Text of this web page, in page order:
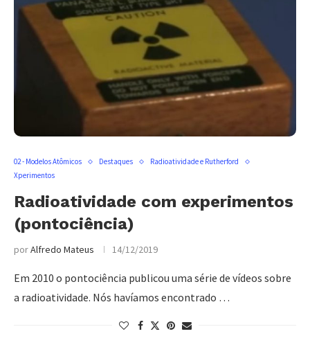
02 - Modelos Atômicos Destaques
Radioatividade e Rutherford
Xperimentos
Radioatividade com experimentos
(pontociência)
porAlfredo Mateus 14/12/2019
Em 2010 o pontociência publicou uma série de vídeos sobre
a radioatividade. Nós havíamos encontrado …